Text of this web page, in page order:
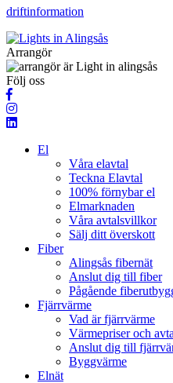
driftinformation
Arrangör
Följ oss
El
Våra elavtal
Teckna Elavtal
100% förnybar el
Elmarknaden
Våra avtalsvillkor
Sälj ditt överskott
Fiber
Alingsås fibernät
Anslut dig till fiber
Pågående
Fjärrvärme
Vad är fjärrvärme
Värmepriser och
Anslut dig till
Byggvärme
Elnät